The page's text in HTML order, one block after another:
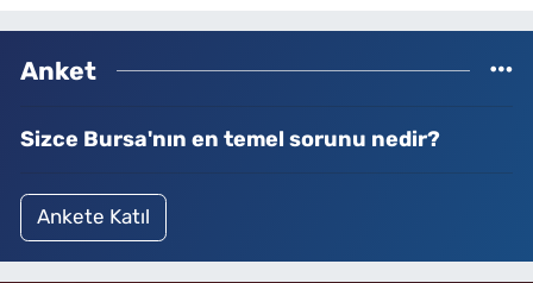
Anket
Sizce Bursa'nın en temel sorunu nedir?
Ankete Katıl